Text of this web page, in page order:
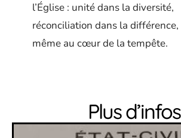
l’Église : unité dans la diversité,
réconciliation dans la différence,
même au cœur de la tempête.
Plus d’infos